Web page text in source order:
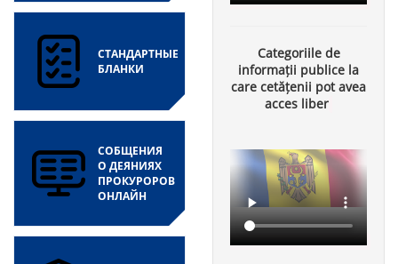
СТАНДАРТНЫЕ
БЛАНКИ
СОБЩЕНИЯ
О ДЕЯНИЯХ
ПРОКУРОРОВ
ОНЛАЙН
Categoriile de
informații publice la
care cetățenii pot avea
acces liber